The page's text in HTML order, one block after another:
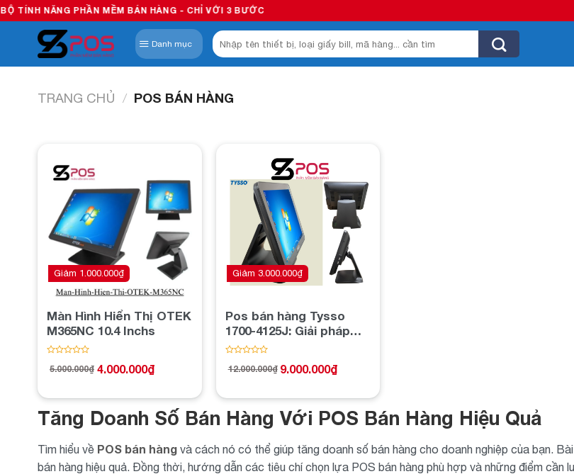
Skip
to
content
MỀM BÁN HÀNG - CHỈ VỚI 3 BƯỚC
Danh mục
Tìm
kiếm:
TRANG CHỦ / POS BÁN HÀNG
Add to
Màn Hình Hiển Thị OTEK
M365NC 10.4 Inchs
xếp
5
5.000.000₫
Giá
5.000.000₫.
4.000.000₫
Giá
là:
4.000.000₫.
Giảm 1.000.000₫
Add to
wishlist
Pos bán hàng Tysso
1700-4125J: Giải pháp
hiệu quả cho hệ thống
xếp
5
12.000.000₫
Giá
12.000.000₫.
9.000.000₫
Giá
là:
9.000.000₫.
Giảm 3.000.000₫
Tăng Doanh Số Bán Hàng Với POS Bán Hàng Hiệu Quả
Tìm hiểu về POS bán hàng và cách nó có thể giúp tăng doanh số bán hàng cho doanh nghiệp của bạn.
bán hàng hiệu quả. Đồng thời, hướng dẫn các tiêu chí chọn lựa POS bán hàng phù hợp và những điểm cần